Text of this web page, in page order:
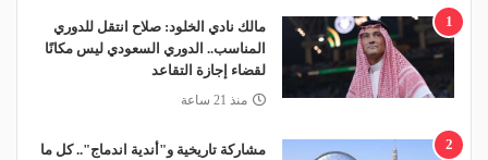
1
مالك نادي الخلود: صلاح انتقل للدوري
المناسب.. الدوري السعودي ليس مكانًا
لقضاء إجازة التقاعد
منذ 21 ساعة
2
مشاركة تاريخية و"أندية اندماج".. كل ما